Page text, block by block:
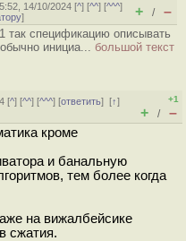
14/10/2024 [^] [^^] [^^^]
] + / –
так спецификацию описывать
инициа... большой текст
[^] [^^] [^^^] [ответить][↑]
+1
+ / –
кроме
и банальную
тем более когда
на вижалбейсике
сжатия.